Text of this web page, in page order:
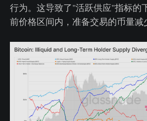
行为。这导致了"活跃供应"指标的
前价格区间内，准备交易的币量减